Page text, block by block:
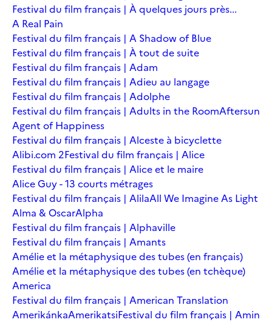
Festival du film français | À quelques jours près...
A Real Pain
Festival du film français | A Shadow of Blue
Festival du film français | À tout de suite
Festival du film français | Adam
Festival du film français | Adieu au langage
Festival du film français | Adolphe
Festival du film français | Adults in the RoomAftersun
Agent of Happiness
Festival du film français | Alceste à bicyclette
Alibi.com 2Festival du film français | Alice
Festival du film français | Alice et le maire
Alice Guy - 13 courts métrages
Festival du film français | AlilaAll We Imagine As Light
Alma & OscarAlpha
Festival du film français | Alphaville
Festival du film français | Amants
Amélie et la métaphysique des tubes (en français)
Amélie et la métaphysique des tubes (en tchèque)
America
Festival du film français | American Translation
AmerikánkaAmerikatsiFestival du film français | Amin